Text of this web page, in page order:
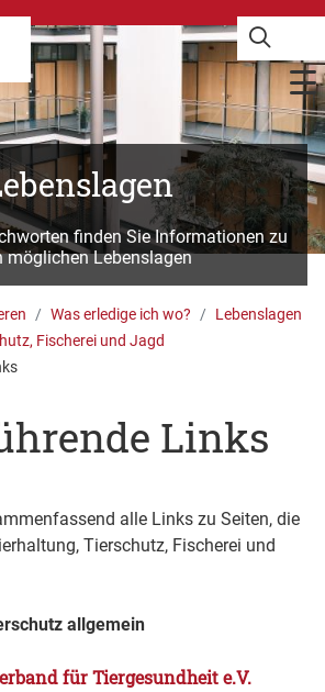
finden Sie Informationen zu
möglichen Lebenslagen
Was erledige ich wo?
Lebenslagen
Fischerei und Jagd
Links
alle Links zu Seiten, die
Tierschutz, Fischerei und
allgemein
für Tiergesundheit e.V.